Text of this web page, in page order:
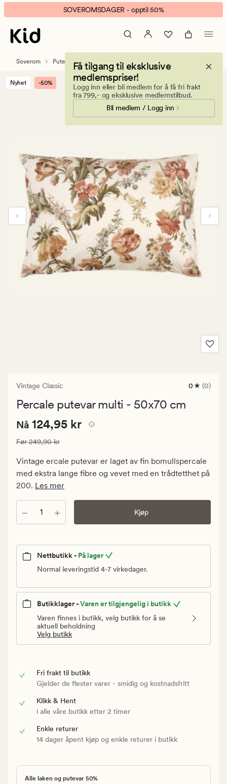
Vintage
Classic
percale
putevar
banner.
Klikk
ESCAPE
pause.
SOVEROMSDAGER - opptil 50%
Få tilgang til eksklusive
medlemspriser!
Logg inn eller bli medlem for å få fri frakt
fra 799,- og eksklusive medlemstilbud.
Bli medlem / Logg inn
Soverom Putetrekk Percale putevar
Nyhet -50%
Vintage Classic
0
0 (0)
Percale putevar multi - 50x70 cm
Nåværende
124,95
kr.
Vanlig
pris
Nåværende pris
Nå 124,95 kr
Vanlig pris 249,90 kr
Før249,90 kr
Vintage ercale putevar er laget av fin bomullspercale
med ekstra lange fibre og vevet med en trådtetthet på
200. Les mer
Antall Kjøp
Nettbutikk - På lager
Normal leveringstid 4-7 virkedager.
Butikklager -Varen er tilgjengelig i butikk
Varen finnes i butikk, velg butikk for å se
aktuell beholdning
Velg butikk
Fri frakt til butikk
Gjelder de flester varer - smidig og kostnadsfritt
Klikk & Hent
i alle våre butikk etter 2 timer
Enkle returer
14 dager åpent kjøp og enkle returer i butikk
Alle laken og putevar 50%